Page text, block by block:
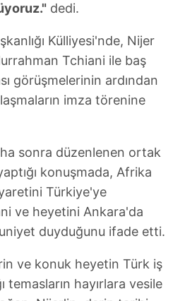
dedi.
Külliyesi'nde, Nijer
Tchiani ile baş
görüşmelerinin ardından
imza törenine
sonra düzenlenen ortak
konuşmada, Afrika
Türkiye'ye
ve heyetini Ankara'da
duyduğunu ifade etti.
ve konuk heyetin Türk iş
temasların hayırlara vesile